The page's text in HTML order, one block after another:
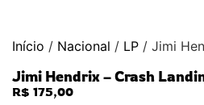
Início / Nacional / LP / Jimi
Jimi Hendrix – Crash
R$ 175,00